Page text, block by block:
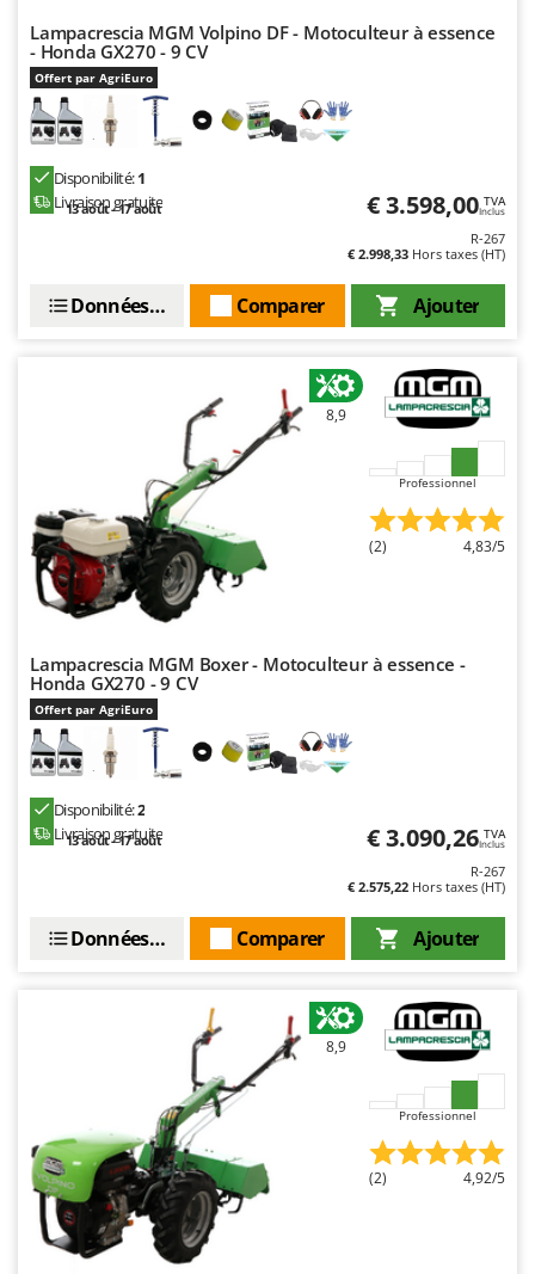
Stocker
Sunseeker
T
TecnoGen
Tenco
Trev - Abrek - TecnoVIR
Trotec
Troy-Bilt
Udor
V
Verdemax
Vesco
W
WIDU
Y Yard Force
Zanon
Zephir
Lampacrescia MGM Volpino DF - Motoculteur à essence
- Honda GX270 - 9 CV
Offert par AgriEuro
Disponibilité:1
Livraison gratuite
13 août - 17 août € 3.598,00 TVA
Inclus
R-267
€ 2.998,33 Hors taxes (HT)
Ajouter
Comparer
Données techniques
8,9
Professionnel
(2) 4,83/5
Lampacrescia MGM Boxer - Motoculteur à essence -
Honda GX270 - 9 CV
Offert par AgriEuro
Disponibilité:2
Livraison gratuite
13 août - 17 août € 3.090,26 TVA
Inclus
R-267
€ 2.575,22 Hors taxes (HT)
Ajouter
Comparer
Données techniques
8,9
Professionnel
(2) 4,92/5